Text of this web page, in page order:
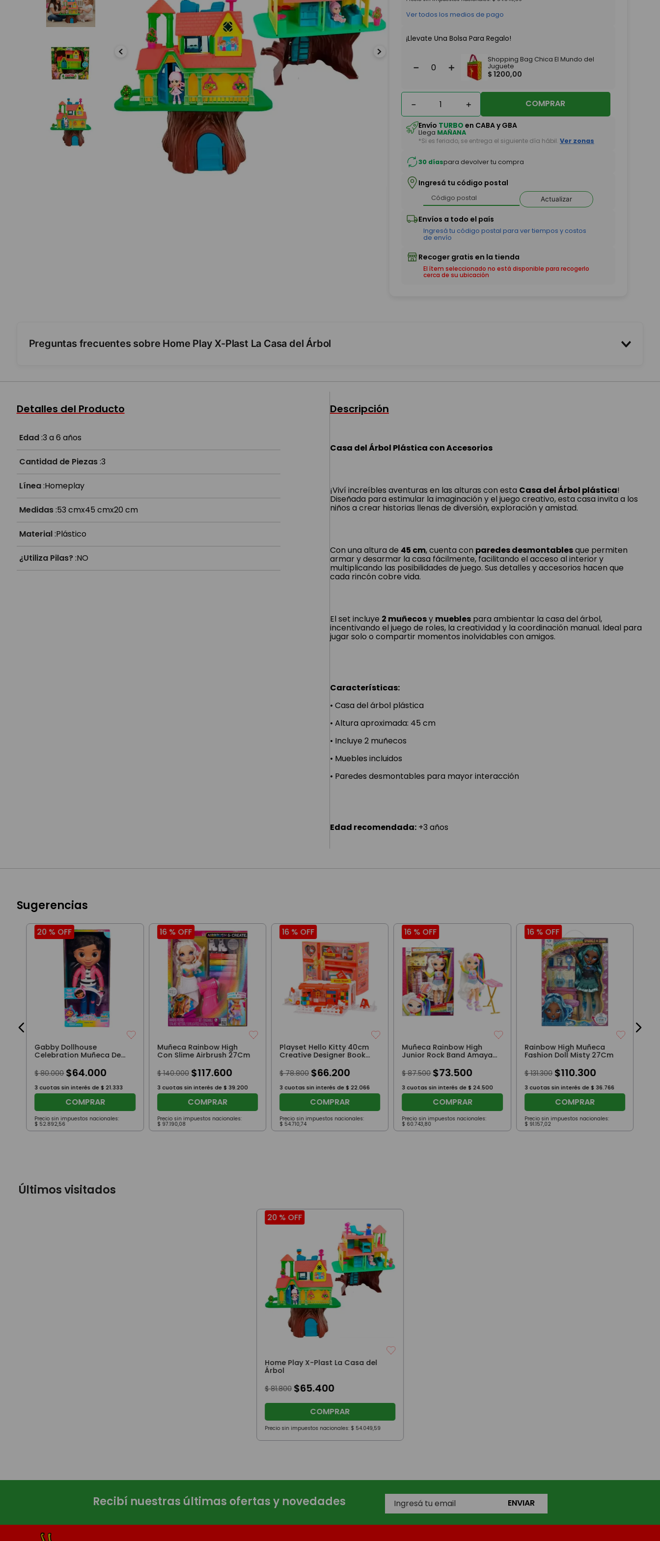
Ver todos los medios de pago
¡Llevate Una Bolsa Para Regalo!
＋
－
Shopping Bag Chica El Mundo del
Juguete
$ 1200,00
＋
－ COMPRAR
Envío TURBO en CABA y GBA
Llega MAÑANA
*Si es feriado, se entrega el siguiente día hábil. Ver zonas
30 díaspara devolver tu compra
Ingresá tu código postal
Actualizar
El ítem seleccionado no está disponible para recogerlo
cerca de su ubicación
Preguntas frecuentes sobre Home Play X-Plast La Casa del Árbol
Detalles del Producto
Edad:3 a 6 años
Cantidad de Piezas:3
Línea:Homeplay
Medidas:53 cmx45 cmx20 cm
Material:Plástico
¿Utiliza Pilas?:NO
Descripción
Casa del Árbol Plástica con Accesorios
¡Viví increíbles aventuras en las alturas con esta Casa del Árbol plástica!
Diseñada para estimular la imaginación y el juego creativo, esta casa invita a los
niños a crear historias llenas de diversión, exploración y amistad.
Con una altura de 45 cm, cuenta con paredes desmontablesque permiten
armar y desarmar la casa fácilmente, facilitando el acceso al interior y
multiplicando las posibilidades de juego. Sus detalles y accesorios hacen que
cada rincón cobre vida.
El set incluye 2 muñecosy muebles para ambientar la casa del árbol,
incentivando el juego de roles, la creatividad y la coordinación manual. Ideal para
jugar solo o compartir momentos inolvidables con amigos.
Características:
• Casa del árbol plástica
• Altura aproximada: 45 cm
• Incluye 2 muñecos
• Muebles incluidos
• Paredes desmontables para mayor interacción
Edad recomendada: +3 años
Sugerencias
20 % OFF
Gabby Dollhouse
Celebration Muñeca De
$ 80.000 $64.000
3 cuotas sin interés de $ 21.333
COMPRAR
Precio sin impuestos nacionales:
$ 52.892,56
16 % OFF
Muñeca Rainbow High
Con Slime Airbrush 27Cm
$ 140.000 $117.600
3cuotas sin interés de $ 39.200
COMPRAR
Precio sin impuestos nacionales:
$ 97.190,08
16 % OFF
Playset Hello Kitty 40cm
Creative Designer Book
$ 78.800 $66.200
3 cuotas sin interés de $ 22.066
COMPRAR
Precio sin impuestos nacionales:
$ 54.710,74
16 % OFF
Muñeca Rainbow High
Junior Rock Band Amaya
$ 87.500 $73.500
3 cuotas sin interés de $ 24.500
COMPRAR
Precio sin impuestos nacionales:
$ 60.743,80
16 % OFF
Rainbow High Muñeca
Fashion Doll Misty 27Cm
$ 131.300 $110.300
3 cuotas sin interés de $ 36.766
COMPRAR
Precio sin impuestos nacionales:
$ 91.157,02
Últimos visitados
20 %OFF
Home Play X-Plast La Casa del
Árbol
$ 81.800 $65.400
COMPRAR
Precio sin impuestos nacionales: $ 54.049,59
Recibí nuestras últimas ofertas y novedades ENVIAR